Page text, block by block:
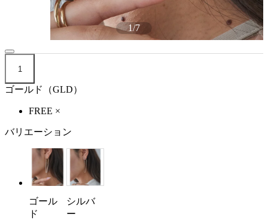
1/7
1
ゴールド（GLD）
FREE ×
バリエーション
ゴール
ド
シルバ
ー